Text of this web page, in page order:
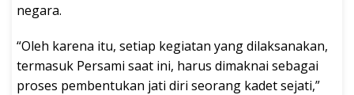
negara.
“Oleh karena itu, setiap kegiatan yang dilaksanakan,
termasuk Persami saat ini, harus dimaknai sebagai
proses pembentukan jati diri seorang kadet sejati,”